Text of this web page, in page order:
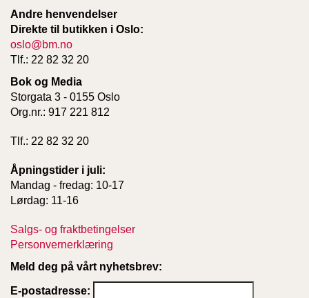
Andre henvendelser
Direkte til butikken i Oslo:
oslo@bm.no
Tlf.: 22 82 32 20
Bok og Media
Storgata 3 - 0155 Oslo
Org.nr.: 917 221 812
Tlf.: 22 82 32 20
Åpningstider i juli:
Mandag - fredag: 10-17
Lørdag: 11-16
Salgs- og fraktbetingelser
Personvernerklæring
Meld deg på vårt nyhetsbrev:
E-postadresse: